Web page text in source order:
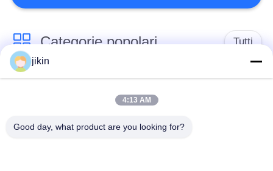
Categorie popolari Tutti
Tubo senza cuciture
di acciaio inossidabile
jikin
4:13 AM
Good day, what product are you looking for?